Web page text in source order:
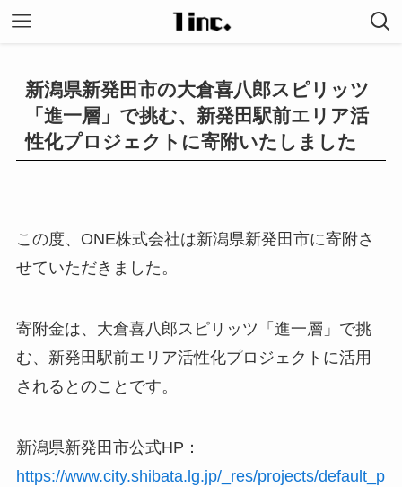
新潟県新発田市の大倉喜八郎スピリッツ
「進一層」で挑む、新発田駅前エリア活
性化プロジェクトに寄附いたしました
この度、ONE株式会社は新潟県新発田市に寄附さ
せていただきました。
寄附金は、大倉喜八郎スピリッツ「進一層」で挑
む、新発田駅前エリア活性化プロジェクトに活用
されるとのことです。
新潟県新発田市公式HP：
https://www.city.shibata.lg.jp/_res/projects/default_p